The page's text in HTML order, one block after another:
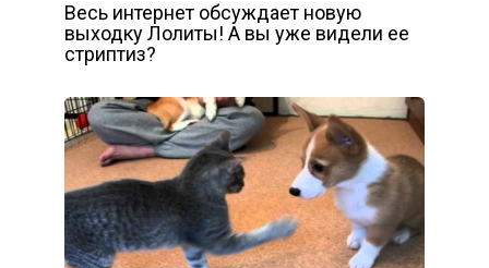
Весь интернет обсуждает новую
выходку Лолиты! А вы уже видели ее
стриптиз?